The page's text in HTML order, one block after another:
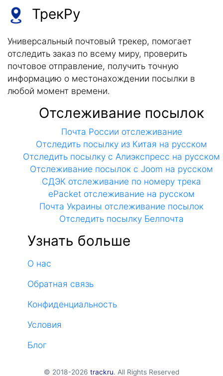
ТрекРу
Универсальный почтовый трекер, помогает
отследить заказ по всему миру, проверить
почтовое отправление, получить точную
информацию о местонахождении посылки в
любой момент времени.
Отслеживание посылок
Почта России отслеживание
Отследить посылку из Китая на русском
Отследить посылку с Алиэкспресс на русском
Отслеживание посылок с Joom на русском
СДЭК отслеживание по номеру трека
ePacket отслеживание на русском
Почта Украины отслеживание посылок
Отследить посылку Белпочта
Узнать больше
О нас
Обратная связь
Конфиденциальность
Условия
Блог
© 2018-2026 trackru. All Rights Reserved